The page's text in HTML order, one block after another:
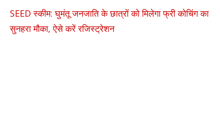
SEED स्कीम: घुमंतू जनजाति के छात्रों को मिलेगा फ्री कोचिंग का
सुनहरा मौका, ऐसे करें रजिस्ट्रेशन